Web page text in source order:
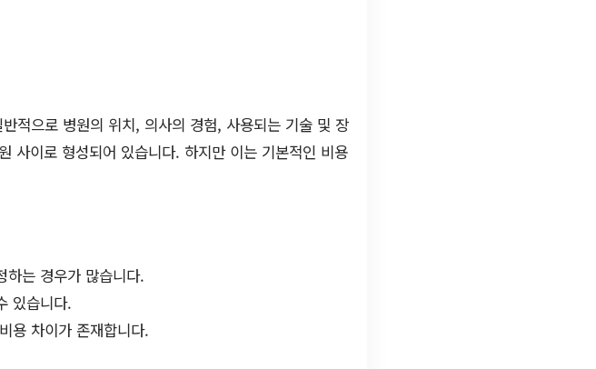
적으로 병원의 위치, 의사의 경험, 사용되는 기술 및 장
사이로 형성되어 있습니다. 하지만 이는 기본적인 비용
하는 경우가 많습니다.
있습니다.
용 차이가 존재합니다.